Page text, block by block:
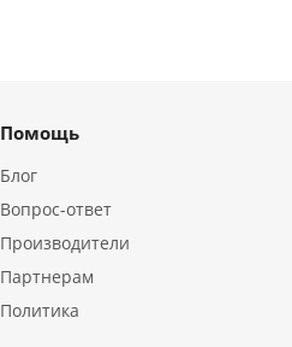
Помощь
Блог
Вопрос-ответ
Производители
Партнерам
Политика